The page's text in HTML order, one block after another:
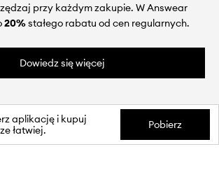
przy każdym zakupie. W Answear
20%stałego rabatu od cen regularnych.
Dowiedz się więcej
aplikację i kupuj
łatwiej.
Pobierz